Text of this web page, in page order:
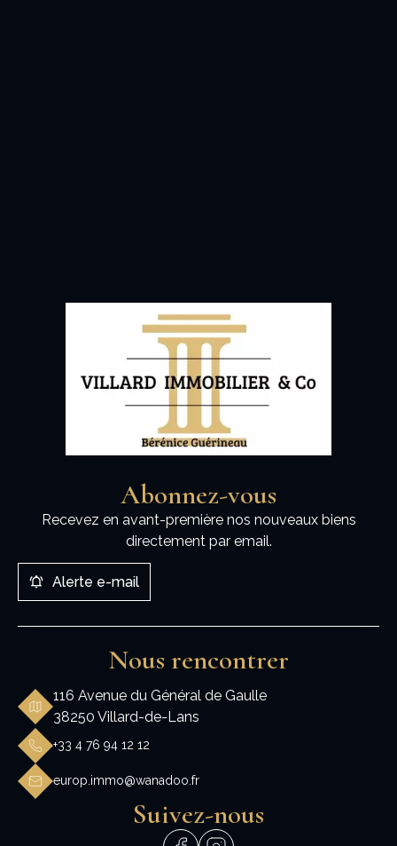
Abonnez-vous
Recevez en avant-première nos nouveaux biens
directement par email.
Alerte e-mail
Nous rencontrer
116 Avenue du Général de Gaulle
38250 Villard-de-Lans
+33 4 76 94 12 12
europ.immo@wanadoo.fr
Suivez-nous